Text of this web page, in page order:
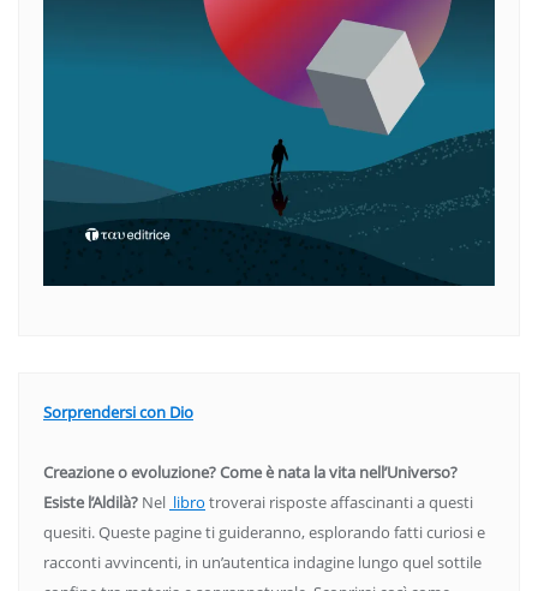
Sorprendersi con Dio
Creazione o evoluzione? Come è nata la vita nell’Universo?
Esiste l’Aldilà? Nel libro troverai risposte affascinanti a questi
quesiti. Queste pagine ti guideranno, esplorando fatti curiosi e
racconti avvincenti, in un’autentica indagine lungo quel sottile